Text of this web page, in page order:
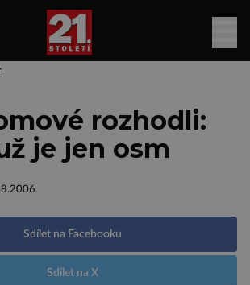
rozhodli:
je jen osm
Sdílet na Facebooku
Sdílet na X